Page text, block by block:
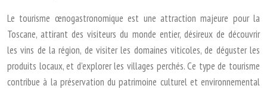
Le tourisme œnogastronomique est une attraction majeure pour la
Toscane, attirant des visiteurs du monde entier, désireux de découvrir
les vins de la région, de visiter les domaines viticoles, de déguster les
produits locaux, et d’explorer les villages perchés. Ce type de tourisme
contribue à la préservation du patrimoine culturel et environnemental